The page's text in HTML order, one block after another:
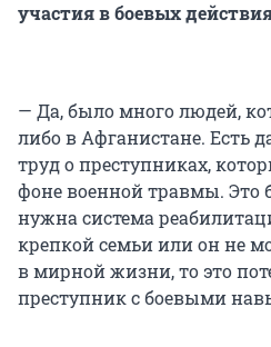
участия в боевых
— Да, было много людей,
либо в Афганистане. Есть
труд о преступниках,
фоне военной травмы. Это
нужна система
крепкой семьи или он не
в мирной жизни, то это
преступник с боевыми